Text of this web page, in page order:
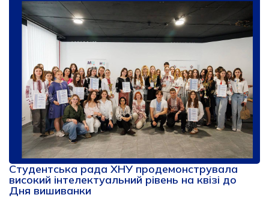
Студентська рада ХНУ продемонструвала
високий інтелектуальний рівень на квізі до
Дня вишиванки